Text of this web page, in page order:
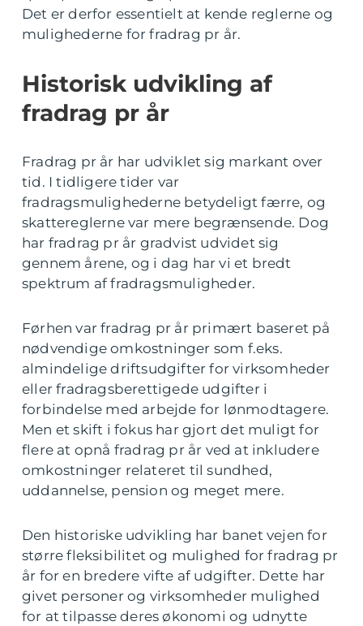
Det er derfor essentielt at kende reglerne og
mulighederne for fradrag pr år.
Historisk udvikling af
fradrag pr år
Fradrag pr år har udviklet sig markant over
tid. I tidligere tider var
fradragsmulighederne betydeligt færre, og
skattereglerne var mere begrænsende. Dog
har fradrag pr år gradvist udvidet sig
gennem årene, og i dag har vi et bredt
spektrum af fradragsmuligheder.
Førhen var fradrag pr år primært baseret på
nødvendige omkostninger som f.eks.
almindelige driftsudgifter for virksomheder
eller fradragsberettigede udgifter i
forbindelse med arbejde for lønmodtagere.
Men et skift i fokus har gjort det muligt for
flere at opnå fradrag pr år ved at inkludere
omkostninger relateret til sundhed,
uddannelse, pension og meget mere.
Den historiske udvikling har banet vejen for
større fleksibilitet og mulighed for fradrag pr
år for en bredere vifte af udgifter. Dette har
givet personer og virksomheder mulighed
for at tilpasse deres økonomi og udnytte